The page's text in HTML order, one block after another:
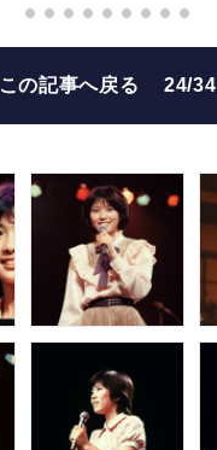
この記事へ戻る 24/34